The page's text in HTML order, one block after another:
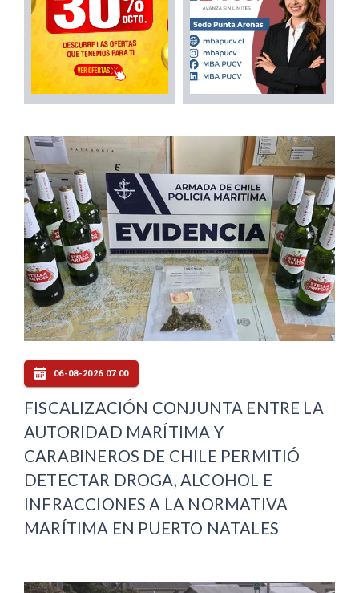
06-08-2026 07:00
FISCALIZACIÓN CONJUNTA ENTRE LA
AUTORIDAD MARÍTIMA Y
CARABINEROS DE CHILE PERMITIÓ
DETECTAR DROGA, ALCOHOL E
INFRACCIONES A LA NORMATIVA
MARÍTIMA EN PUERTO NATALES